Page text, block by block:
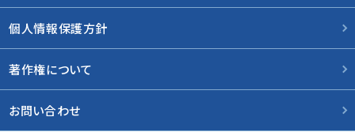
個人情報保護方針
著作権について
お問い合わせ